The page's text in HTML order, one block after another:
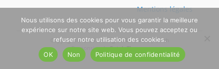
Mentions légales
Copyright © 2026 . All Rights Reserved. | Catch
Responsive deCatch Themes
Nous utilisons des cookies pour vous garantir la meilleure
expérience sur notre site web. Vous pouvez acceptez ou
refuser notre utilisation des cookies.
OK
Non Politique de confidentialité